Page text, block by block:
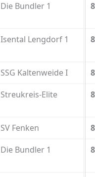
Die Bundler 1
Isental Lengdorf 1
SSG Kaltenweide I
Streukreis-Elite
SV Fenken
Die Bundler 1